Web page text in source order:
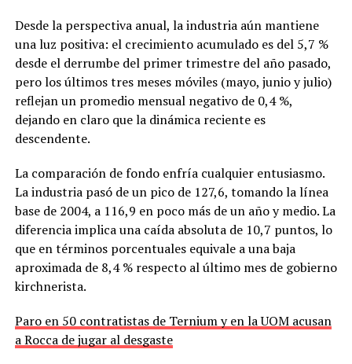
Desde la perspectiva anual, la industria aún mantiene
una luz positiva: el crecimiento acumulado es del 5,7 %
desde el derrumbe del primer trimestre del año pasado,
pero los últimos tres meses móviles (mayo, junio y julio)
reflejan un promedio mensual negativo de 0,4 %,
dejando en claro que la dinámica reciente es
descendente.
La comparación de fondo enfría cualquier entusiasmo.
La industria pasó de un pico de 127,6, tomando la línea
base de 2004, a 116,9 en poco más de un año y medio. La
diferencia implica una caída absoluta de 10,7 puntos, lo
que en términos porcentuales equivale a una baja
aproximada de 8,4 % respecto al último mes de gobierno
kirchnerista.
Paro en 50 contratistas de Ternium y en la UOM acusan
a Rocca de jugar al desgaste